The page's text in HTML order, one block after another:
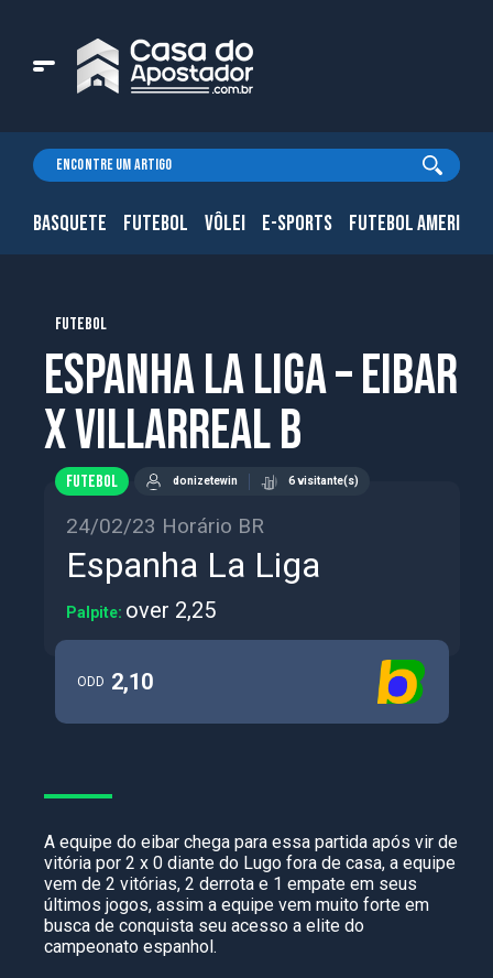
BASQUETE FUTEBOL VÔLEI E-SPORTS FUTEBOL
FUTEBOL
Espanha La Liga – Eibar
x Villarreal B
FUTEBOL donizetewin 6 visitante(s)
24/02/23 Horário BR
Espanha La Liga
Palpite: over 2,25
ODD 2,10
A equipe do eibar chega para essa partida após vir de
vitória por 2 x 0 diante do Lugo fora de casa, a equipe
vem de 2 vitórias, 2 derrota e 1 empate em seus
últimos jogos, assim a equipe vem muito forte em
busca de conquista seu acesso a elite do
campeonato espanhol.